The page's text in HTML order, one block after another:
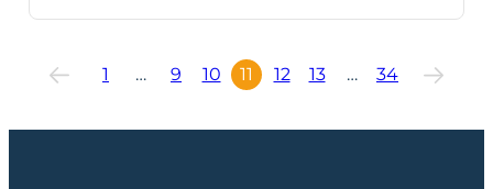
1 … 9 10 11 12 13 … 34